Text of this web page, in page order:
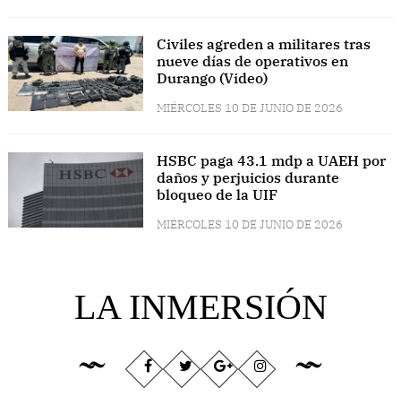
Civiles agreden a militares tras
nueve días de operativos en
Durango (Video)
MIÉRCOLES 10 DE JUNIO DE 2026
HSBC paga 43.1 mdp a UAEH por
daños y perjuicios durante
bloqueo de la UIF
MIÉRCOLES 10 DE JUNIO DE 2026
LA INMERSIÓN